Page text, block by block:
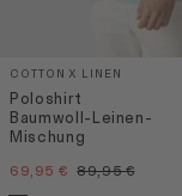
COTTON X LINEN
Poloshirt
Baumwoll-Leinen-
Mischung
69,95 € 89,95 €